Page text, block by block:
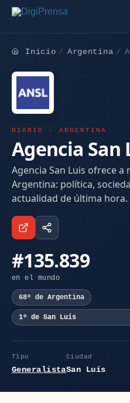
Inicio Argentina
DIARIO · ARGENTINA
Agencia San
Agencia San Luis ofrece
Argentina: política,
actualidad de última hora.
#135.839
en el mundo
68º de Argentina
1º de San Luís
Tipo
Generalista
Ciudad
San Luís